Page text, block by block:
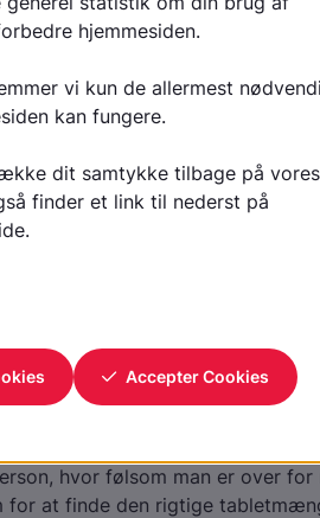
have gavn af
have
resten af livet.
INR til at ligge stabilt
nødvendigt, at man fortynder
værdier. Det gælder særligt ved
INR-niveau skal ligge imellem,
eller et skema, hvor du fører
får du taget blodprøver
justeres efter den målte
hvor følsom man er over for
at finde den rigtige